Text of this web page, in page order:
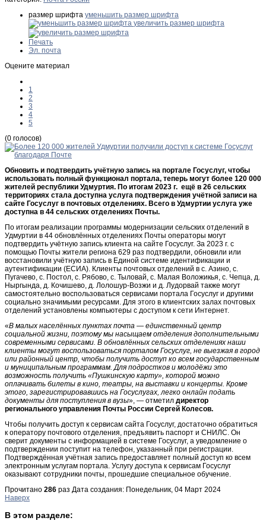
размер шрифта уменьшить размер шрифта
увеличить размер шрифта
Печать
Эл. почта
Оцените материал
1
2
3
4
5
(0 голосов)
Обновить и подтвердить учётную запись на портале Госуслуг, чтобы
использовать полный функционал портала, теперь могут более 120 000
жителей республики Удмуртия. По итогам 2023 г. ещё в 26 сельских
территориях стала доступна услуга подтверждения учётной записи на
сайте Госуслуг в почтовых отделениях. Всего в Удмуртии услуга уже
доступна в 44 сельских отделениях Почты.
По итогам реализации программы модернизации сельских отделений в
Удмуртии в 44 обновлённых отделениях Почты операторы могут
подтвердить учётную запись клиента на сайте Госуслуг. За 2023 г. с
помощью Почты жители региона 629 раз подтвердили, обновили или
восстановили учётную запись в Единой системе идентификации и
аутентификации (ЕСИА). Клиенты почтовых отделений в с. Азино, с.
Пугачево, с. Постол, с. Рябово, с. Тыловай, с. Малая Воложикья, с. Чепца, д.
Ныргында, д. Кочишево, д. Лолошур-Возжи и д. Лудорвай также могут
самостоятельно воспользоваться сервисами портала Госуслуг и другими
социально значимыми ресурсами. Для этого в клиентских залах почтовых
отделений установлены компьютеры с доступом к сети Интернет.
«В малых населённых пунктах почта — единственный центр
социальной жизни, поэтому мы насыщаем отделения дополнительными
современными сервисами. В обновлённых сельских отделениях наши
клиенты могут воспользоваться порталом Госуслуг, не выезжая в город
или районный центр, чтобы получить доступ ко всем государственным
и муниципальным программам. Для подростков и молодёжи это
возможность получить «Пушкинскую карту», которой можно
оплачивать билеты в кино, театры, на выставки и концерты. Кроме
этого, зарегистрировавшись на Госуслугах, легко онлайн подать
документы для поступления в вузы», — отметил директор
регионального управления Почты России Сергей Колесов.
Чтобы получить доступ к сервисам сайта Госуслуг, достаточно обратиться
к оператору почтового отделения, предъявить паспорт и СНИЛС. Он
сверит документы с информацией в системе Госуслуг, а уведомление о
подтверждении поступит на телефон, указанный при регистрации.
Подтверждённая учётная запись предоставляет полный доступ ко всем
электронным услугам портала. Услугу доступа к сервисам Госуслуг
оказывают сотрудники почты, прошедшие специальное обучение.
Прочитано 286 раз Дата создания: Понедельник, 04 Март 2024
Наверх
В этом разделе: